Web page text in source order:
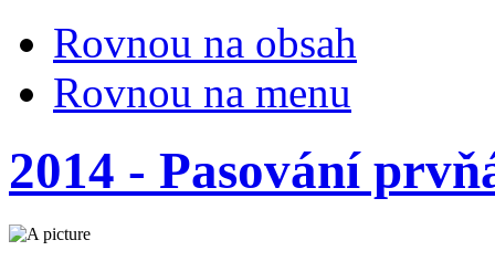
Rovnou na obsah
Rovnou na menu
2014 - Pasování